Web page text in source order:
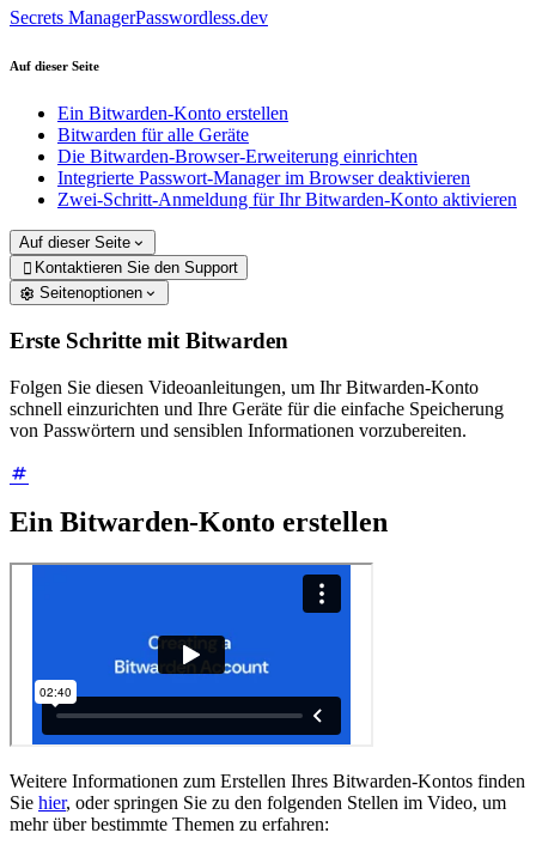
Secrets ManagerPasswordless.dev
Auf dieser Seite
Ein Bitwarden-Konto erstellen
Bitwarden für alle Geräte
Die Bitwarden-Browser-Erweiterung einrichten
Integrierte Passwort-Manager im Browser deaktivieren
Zwei-Schritt-Anmeldung für Ihr Bitwarden-Konto aktivieren
Auf dieser Seite
 Kontaktieren Sie den Support
Seitenoptionen
Erste Schritte mit Bitwarden
Folgen Sie diesen Videoanleitungen, um Ihr Bitwarden-Konto
schnell einzurichten und Ihre Geräte für die einfache Speicherung
von Passwörtern und sensiblen Informationen vorzubereiten.
Ein Bitwarden-Konto erstellen
Weitere Informationen zum Erstellen Ihres Bitwarden-Kontos finden
Sie hier, oder springen Sie zu den folgenden Stellen im Video, um
mehr über bestimmte Themen zu erfahren: